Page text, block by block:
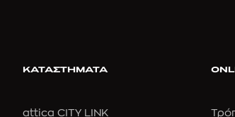
ΚΑΤΑΣΤΗΜΑΤΑ
attica CITY LINK